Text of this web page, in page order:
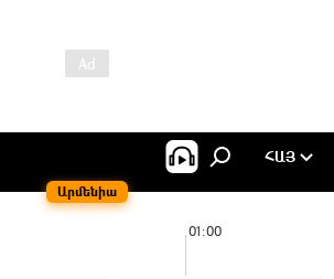
Արմենիա
ՀԱՅ
01:00